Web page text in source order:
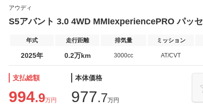
アウディ
S5アバント 3.0 4WD MMIexperiencePRO パッ
年式 走行距離 排気量 ミッション
2025年 0.2万km 3000cc AT/CVT
支払総額
994.9万円
本体価格
977.7万円